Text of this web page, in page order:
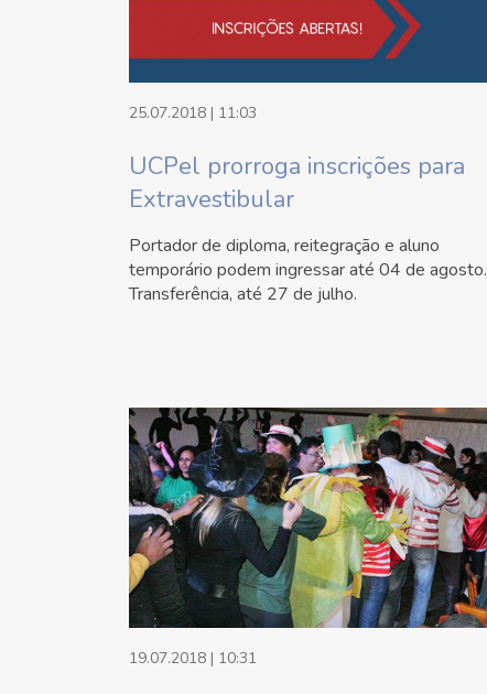
25.07.2018 | 11:03
UCPel prorroga inscrições para
Extravestibular
Portador de diploma, reitegração e aluno
temporário podem ingressar até 04 de agosto.
Transferência, até 27 de julho.
19.07.2018 | 10:31